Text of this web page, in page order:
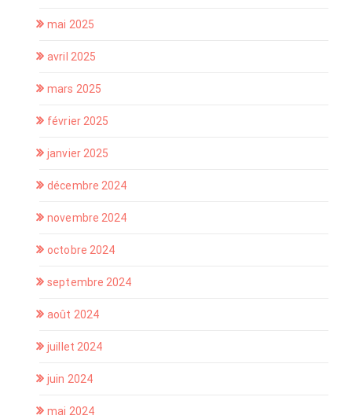
mai 2025
avril 2025
mars 2025
février 2025
janvier 2025
décembre 2024
novembre 2024
octobre 2024
septembre 2024
août 2024
juillet 2024
juin 2024
mai 2024